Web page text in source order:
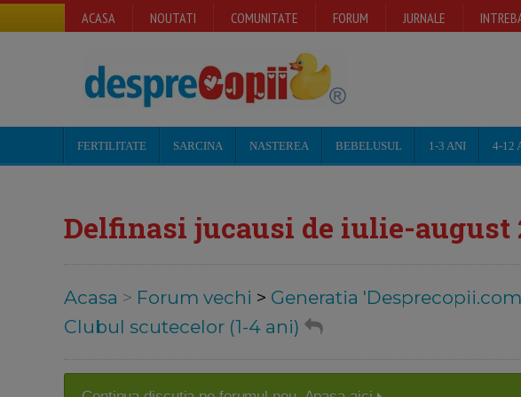
ACASA NOUTATI COMUNITATE FORUM JURNALE
FERTILITATE SARCINA NASTEREA BEBELUSUL 1-3 ANI 4-12
Delfinasi jucausi de iulie-august
Acasa > Forum vechi > Generatia
Clubul scutecelor (1-4 ani)